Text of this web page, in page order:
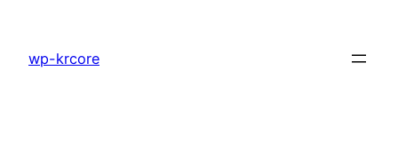
wp-krcore